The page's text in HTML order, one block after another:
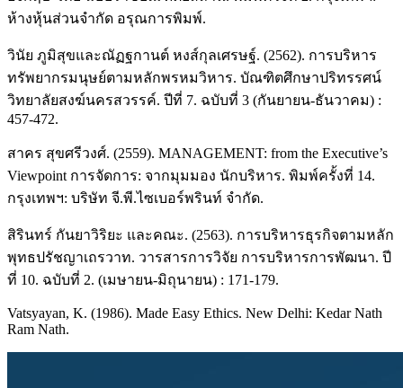
ห้างหุ้นส่วนจำกัด อรุณการพิมพ์.
วินัย ภูมิสุขและณัฏฐกานต์ หงส์กุลเศรษฐ์. (2562). การบริหาร
ทรัพยากรมนุษย์ตามหลักพรหมวิหาร. บัณฑิตศึกษาปริทรรศน์
วิทยาลัยสงฆ์นครสวรรค์. ปีที่ 7. ฉบับที่ 3 (กันยายน-ธันวาคม) :
457-472.
สาคร สุขศรีวงศ์. (2559). MANAGEMENT: from the Executive’s
Viewpoint การจัดการ: จากมุมมอง นักบริหาร. พิมพ์ครั้งที่ 14.
กรุงเทพฯ: บริษัท จี.พี.ไซเบอร์พรินท์ จำกัด.
สิรินทร์ กันยาวิริยะ และคณะ. (2563). การบริหารธุรกิจตามหลัก
พุทธปรัชญาเถรวาท. วารสารการวิจัย การบริหารการพัฒนา. ปี
ที่ 10. ฉบับที่ 2. (เมษายน-มิถุนายน) : 171-179.
Vatsyayan, K. (1986). Made Easy Ethics. New Delhi: Kedar Nath
Ram Nath.